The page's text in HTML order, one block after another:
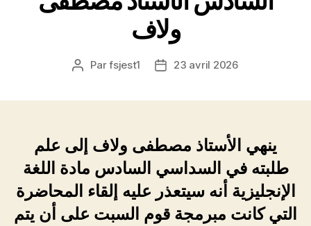
ولاف
Auteur
Parfsjest1
Date23 avril 2026
ينهي الأستاذ مصطفى ولاف إلى علم
طلبته في السداسي السادس مادة اللغة
الإنجليزية أنه سيتعذر عليه إلقاء المحاضرة
التي كانت مبرمجة قوم السبت على أن يتم